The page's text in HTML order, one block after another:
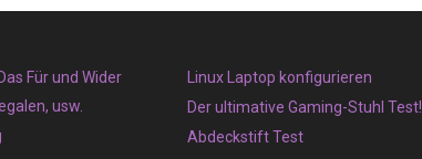
Für und Wider
usw.
Linux Laptop konfigurieren
Der ultimative Gaming-Stuhl Test!
Abdeckstift Test